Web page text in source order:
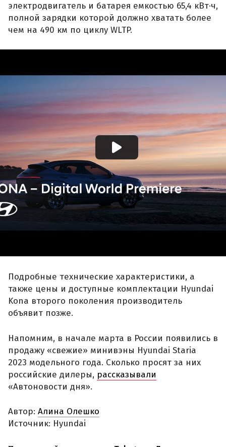
электродвигатель и батарея емкостью 65,4 кВт·ч,
полной зарядки которой должно хватать более
чем на 490 км по циклу WLTP.
Подробные технические характеристики, а
также цены и доступные комплектации Hyundai
Kona второго поколения производитель
объявит позже.
Напомним, в начале марта в России появились в
продажу «свежие» минивэны Hyundai Staria
2023 модельного года. Сколько просят за них
российские дилеры, рассказывали
«Автоновости дня».
Автор: Алина Олешко
Источник: Hyundai